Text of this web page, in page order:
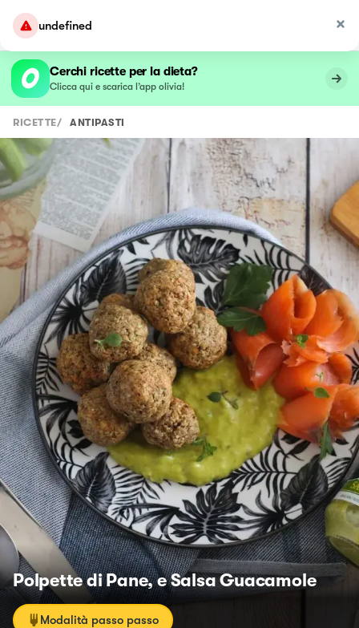
undefined
Cerchi ricette per la dieta?
Clicca qui e scarica l’app olivia!
RICETTE/ ANTIPASTI
Polpette di Pane, e Salsa Guacamole
Modalità passo passo